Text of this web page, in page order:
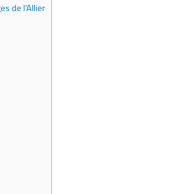
de l’Allier